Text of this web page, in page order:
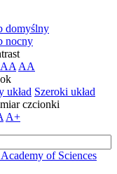
domyślny
nocny
AA AA
układ Szeroki układ
czcionki
A+